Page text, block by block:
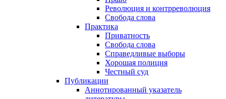
Революция и контрреволюция
Свобода слова
Практика
Приватность
Свобода слова
Справедливые выборы
Хорошая полиция
Честный суд
Публикации
Аннотированный указатель